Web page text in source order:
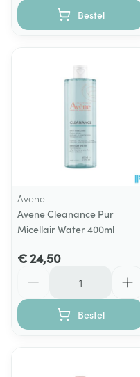
Bestel
Avene
Avene Cleanance Pur
Micellair Water 400ml
€ 24,50
Bestel